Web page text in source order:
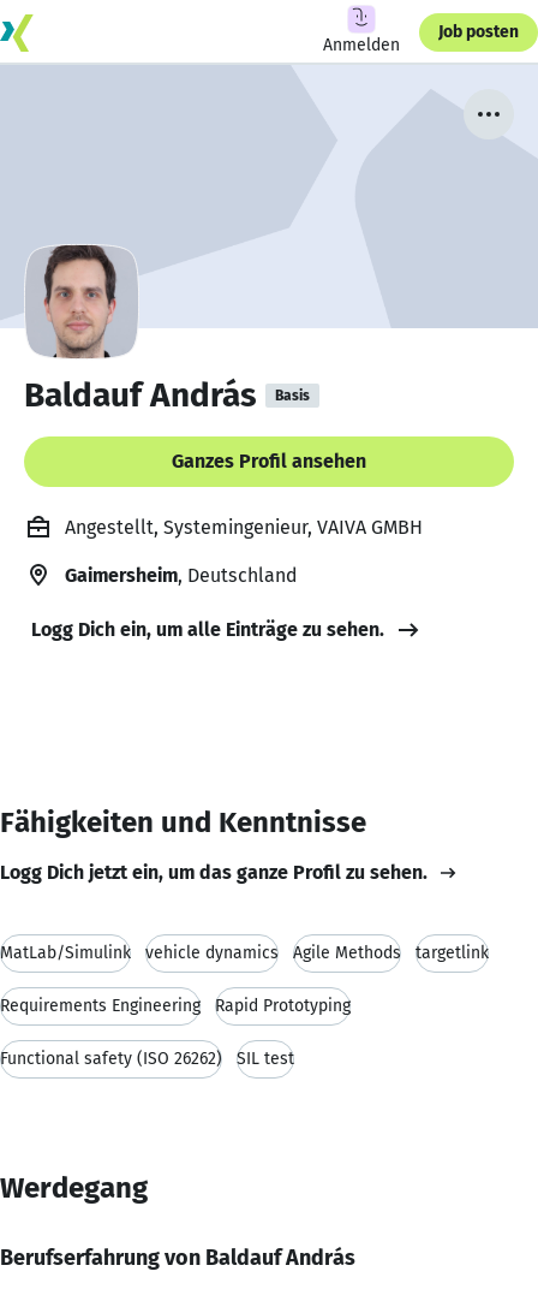
Anmelden
Job posten
Baldauf András Basis
Ganzes Profil ansehen
Angestellt, Systemingenieur, VAIVA GMBH
Gaimersheim, Deutschland
Logg Dich ein, um alle Einträge zu sehen.
Fähigkeiten und Kenntnisse
Logg Dich jetzt ein, um das ganze Profil zu sehen.
MatLab/Simulink vehicle dynamics Agile Methods targetlink
Requirements Engineering Rapid Prototyping
Functional safety (ISO 26262) SIL test
Werdegang
Berufserfahrung von Baldauf András